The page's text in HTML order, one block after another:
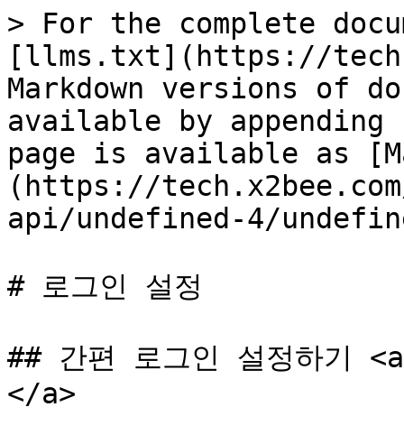
> For the complete
[llms.txt](https://
Markdown versions of
available by
page is available as
(https://
api/undefined-4/
# 로그인 설정
## 간편 로그인 설정하
</a>